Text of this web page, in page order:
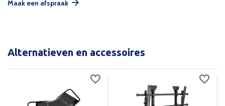
Maak een afspraak
Alternatieven en accessoires